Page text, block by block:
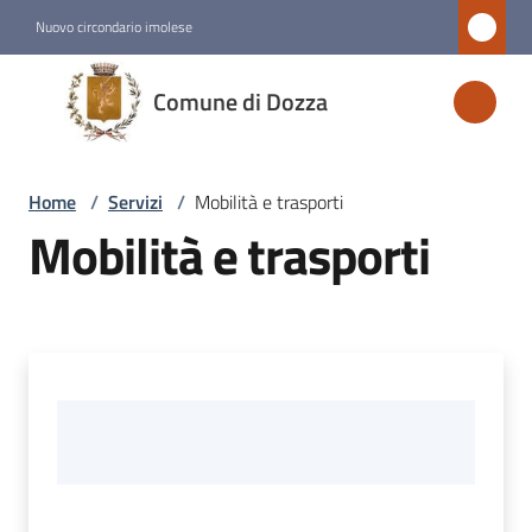
Nuovo circondario imolese
Comune di Dozza
Comune
di
Dozza
Amministrazione
Home / Servizi / Mobilità e trasporti
Mobilità e trasporti